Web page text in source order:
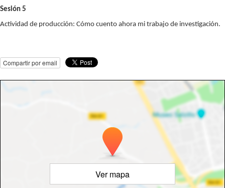
Sesión 5
Actividad de producción: Cómo cuento ahora mi trabajo de investigación.
Compartir por email
Ver mapa